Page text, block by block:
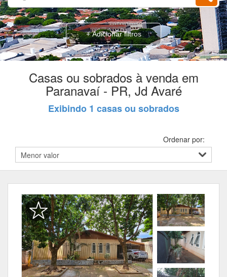
+ Adicionar filtros
Casas ou sobrados à venda em
Paranavaí - PR, Jd Avaré
Exibindo 1 casas ou sobrados
Ordenar por: